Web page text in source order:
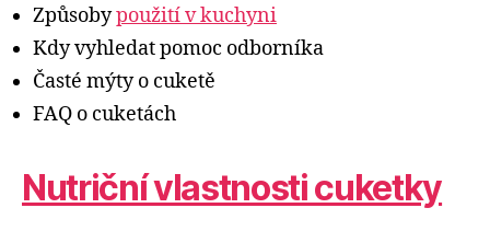
Způsobypoužití v kuchyni
Kdy vyhledat pomoc odborníka
Časté mýty o cuketě
FAQ o cuketách
Nutriční vlastnosti cuketky